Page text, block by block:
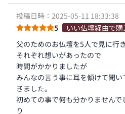
投稿日時：2025-05-11 18:33:38
5
いい仏壇経由で購
父のためのお仏壇を5人で見に行
それぞれ想いがあったので
時間がかかりましたが
みんなの言う事に耳を傾けて聞
きました。
初めての事で何も分かりませんで
り